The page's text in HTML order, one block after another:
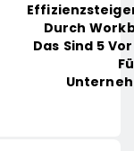
Durch
Das Sind 5